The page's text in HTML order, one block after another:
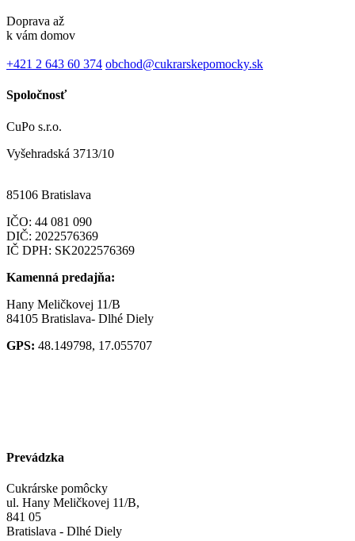
Doprava až
k vám domov
+421 2 643 60 374 obchod@cukrarskepomocky.sk
Spoločnosť
CuPo s.r.o.
Vyšehradská 3713/10
85106 Bratislava
IČO: 44 081 090
DIČ: 2022576369
IČ DPH: SK2022576369
Kamenná predajňa:
Hany Meličkovej 11/B
84105 Bratislava- Dlhé Diely
GPS: 48.149798, 17.055707
Prevádzka
Cukrárske pomôcky
ul. Hany Meličkovej 11/B,
841 05
Bratislava - Dlhé Diely